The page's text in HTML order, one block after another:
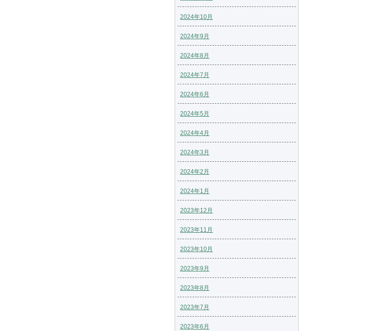
2024年10月
2024年9月
2024年8月
2024年7月
2024年6月
2024年5月
2024年4月
2024年3月
2024年2月
2024年1月
2023年12月
2023年11月
2023年10月
2023年9月
2023年8月
2023年7月
2023年6月